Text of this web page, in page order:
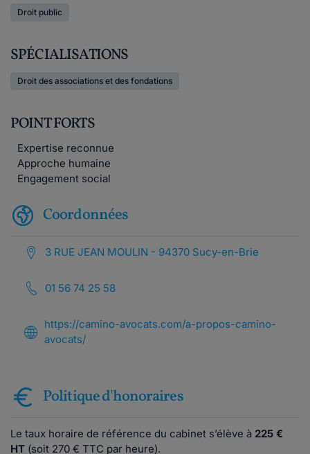
Droit public
SPÉCIALISATIONS
Droit des associations et des fondations
POINT FORTS
Expertise reconnue
Approche humaine
Engagement social
Coordonnées
3 RUE JEAN MOULIN - 94370 Sucy-en-Brie
01 56 74 25 58
https://camino-avocats.com/a-propos-camino-
avocats/
Politique d'honoraires
Le taux horaire de référence du cabinet s’élève à 225 €
HT (soit 270 € TTC par heure).